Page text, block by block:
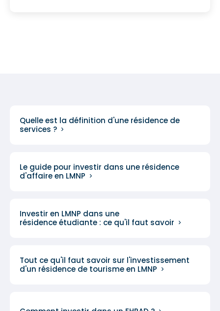
Quelle est la définition d'une résidence de
services ?
Le guide pour investir dans une résidence
d'affaire en LMNP
Investir en LMNP dans une
résidence étudiante : ce qu'il faut savoir
Tout ce qu'il faut savoir sur l'investissement
d'un résidence de tourisme en LMNP